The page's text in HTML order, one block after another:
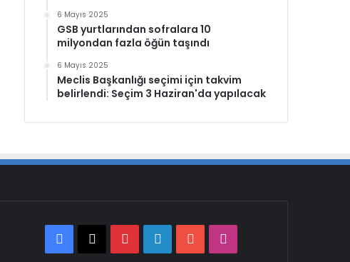
6 Mayıs 2025
GSB yurtlarından sofralara 10
milyondan fazla öğün taşındı
6 Mayıs 2025
Meclis Başkanlığı seçimi için takvim
belirlendi: Seçim 3 Haziran'da yapılacak
Facebook
X PinterestLinkedInYouTube